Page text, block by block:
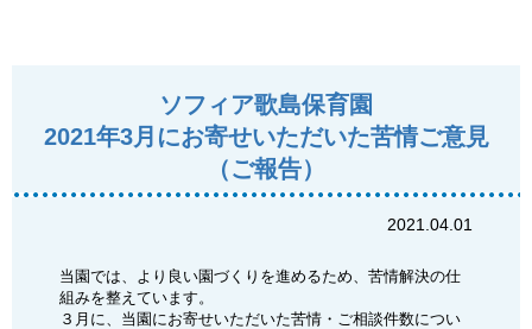
ソフィア歌島保育園
2021年3月にお寄せいただいた苦情ご意見
（ご報告）
2021.04.01
当園では、より良い園づくりを進めるため、苦情解決の仕
組みを整えています。
３月に、当園にお寄せいただいた苦情・ご相談件数につい